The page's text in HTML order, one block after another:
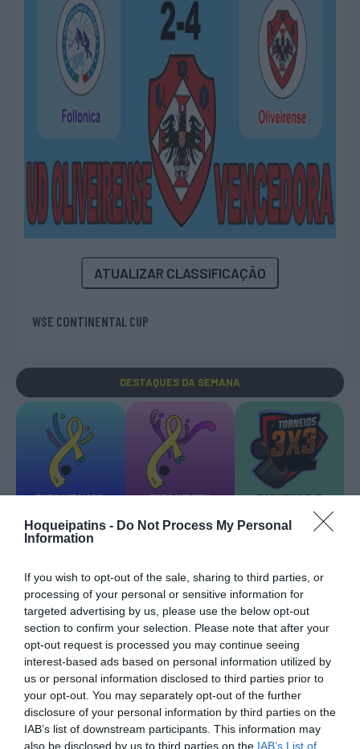
Hoqueipatins - Do Not Process My Personal
Information
If you wish to opt-out of the sale, sharing to third parties, or
processing of your personal or sensitive information for
targeted advertising by us, please use the below opt-out
section to confirm your selection. Please note that after your
opt-out request is processed you may continue seeing
interest-based ads based on personal information utilized by
us or personal information disclosed to third parties prior to
your opt-out. You may separately opt-out of the further
disclosure of your personal information by third parties on the
IAB’s list of downstream participants. This information may
also be disclosed by us to third parties on the IAB’s List of
ATUALIZAR CLASSIFICAÇÃO
WSE CONTINENTAL CUP
DESTAQUES DA SEMANA
EURO U17 MASC. EURO U17 FEM. TORNEIOS 3x3
TRANSFERÊNCIAS - ÉPOCA 2026/27
CAMPEÕES, SUBIDAS E DESCIDAS 2025-26